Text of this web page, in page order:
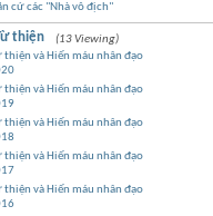
cứ các "Nhà vô địch"
thiện
(13 Viewing)
thiện và Hiến máu nhân đạo
thiện và Hiến máu nhân đạo
thiện và Hiến máu nhân đạo
thiện và Hiến máu nhân đạo
thiện và Hiến máu nhân đạo